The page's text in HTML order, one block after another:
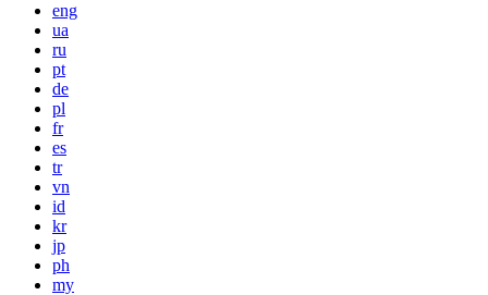
eng
ua
ru
pt
de
pl
fr
es
tr
vn
id
kr
jp
ph
my